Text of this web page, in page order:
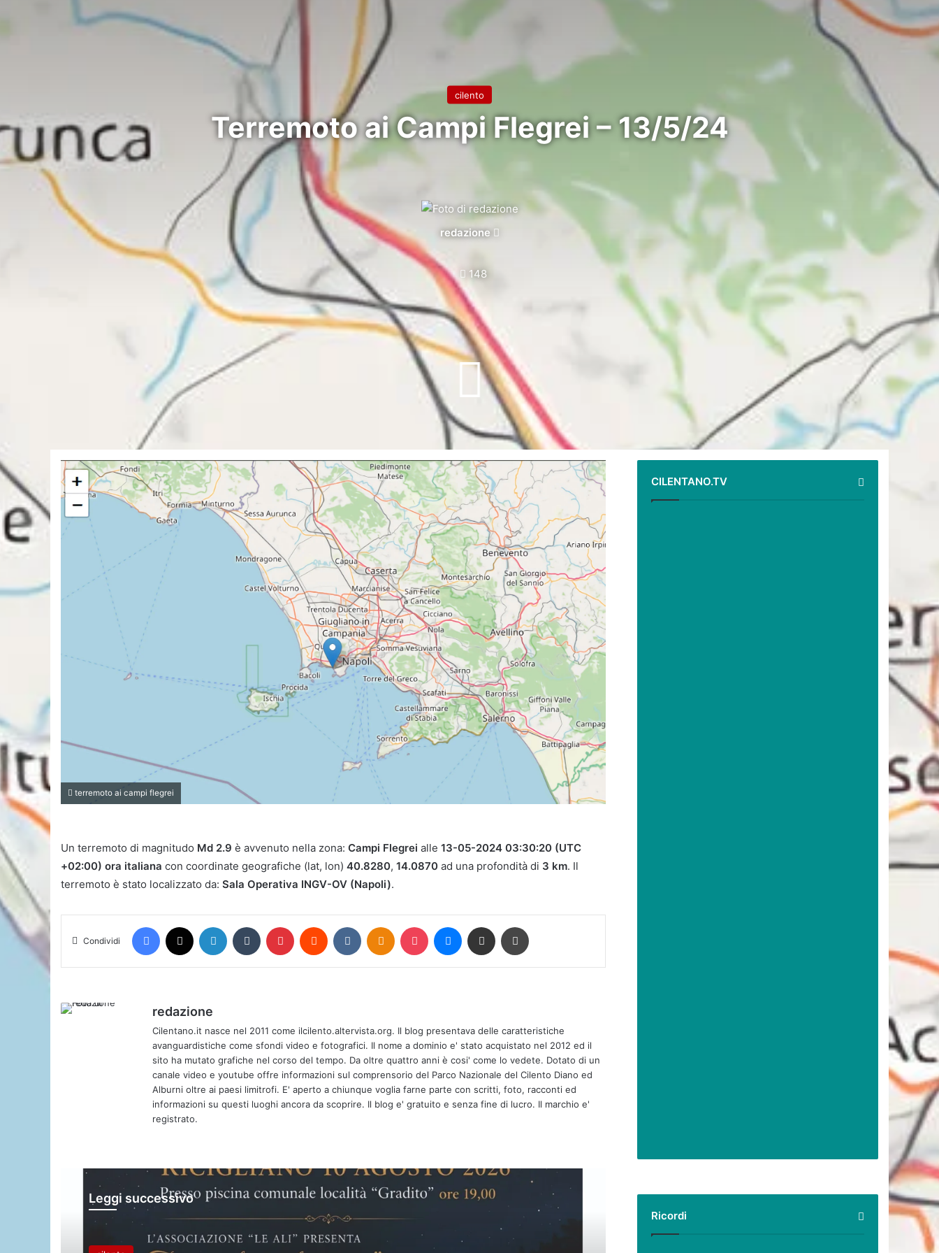
cilento
Terremoto ai Campi Flegrei – 13/5/24
redazione
Invia
148
terremoto ai campi flegrei
Un terremoto di magnitudo Md 2.9 è avvenuto nella zona: Campi Flegrei alle 13-05-2024 03:30:20 (UTC
+02:00) ora italiana con coordinate geografiche (lat, lon) 40.8280, 14.0870 ad una profondità di 3 km. Il
terremoto è stato localizzato da: Sala Operativa INGV-OV (Napoli).
Condividi
Facebook LinkedIn Tumblr Pinterest Reddit VKontakteOdnoklassniki
Pocket Messenger
Condividi via mail
redazione
Cilentano.it nasce nel 2011 come ilcilento.altervista.org. Il blog presentava delle caratteristiche
avanguardistiche come sfondi video e fotografici. Il nome a dominio e' stato acquistato nel 2012 ed il
sito ha mutato grafiche nel corso del tempo. Da oltre quattro anni è cosi' come lo vedete. Dotato di un
canale video e youtube offre informazioni sul comprensorio del Parco Nazionale del Cilento Diano ed
Alburni oltre ai paesi limitrofi. E' aperto a chiunque voglia farne parte con scritti, foto, racconti ed
informazioni su questi luoghi ancora da scoprire. Il blog e' gratuito e senza fine di lucro. Il marchio e'
registrato.
Leggi successivo
Antonella Casaburi presenta la quarta
raccolta del poeta Vito Caponegri
Maione: Consac all’opera per
Buonabitacolo, primi risultati tangibiliIl
sindaco Guercio: lavoro straordinario
Corinoti e il culto di San Pantaleone: le
radici dalmate e il baluardo
dell’identità cilentana
CILENTANO.TV
Ricordi